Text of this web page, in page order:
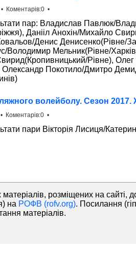
Коментарів:0 •
пар: Владислав Павлюк/
Данііл Анохін/Михайло
Денис
Володимир Мельник(Рівне/
Рівне),
Олександр Покотило/Дмитро
волейболу. Сезон 2017.
Коментарів:0 •
пари Вікторія Лисиця/
розміщених на сайті,
на РОФВ (rofv.org). Посилання
матеріалів.